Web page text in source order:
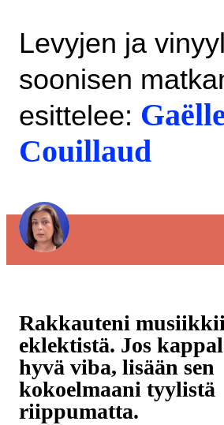
Levyjen ja
soonisen
esittelee:
Couillaud
Rakkauteni
eklektistä. Jos
hyvä viba, lisään sen
kokoelmaani tyylistä
riippumatta.